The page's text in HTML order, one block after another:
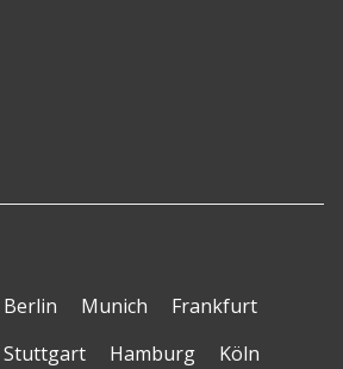
Berlin Munich
Frankfurt
Stuttgart
Hamburg
Köln